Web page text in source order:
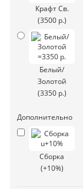
Крафт Св.
(3500 р.)
Белый/
Золотой
(3350 р.)
Дополнительно
Сборка
(+10%)